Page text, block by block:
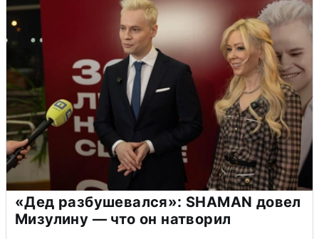
«Дед разбушевался»: SHAMAN довел
Мизулину — что он натворил